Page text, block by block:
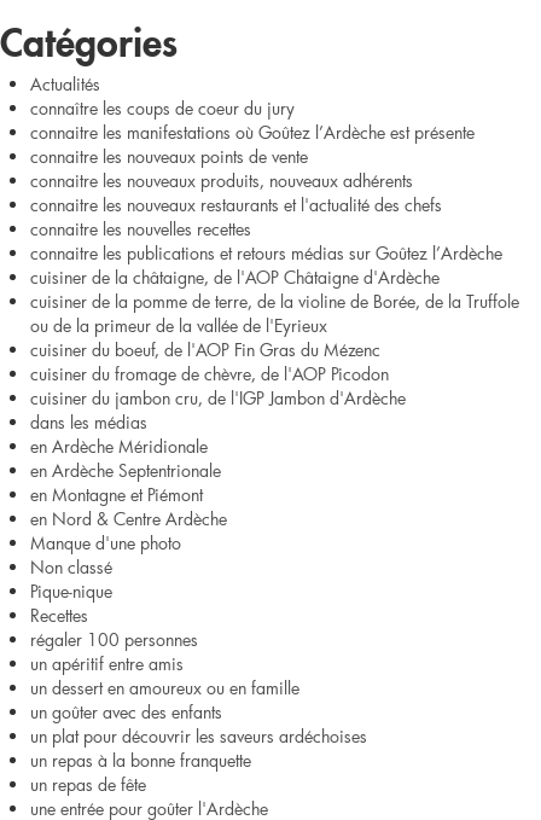
Catégories
Actualités
connaître les coups de coeur du jury
connaitre les manifestations où Goûtez l’Ardèche est présente
connaitre les nouveaux points de vente
connaitre les nouveaux produits, nouveaux adhérents
connaitre les nouveaux restaurants et l'actualité des chefs
connaitre les nouvelles recettes
connaitre les publications et retours médias sur Goûtez l’Ardèche
cuisiner de la châtaigne, de l'AOP Châtaigne d'Ardèche
cuisiner de la pomme de terre, de la violine de Borée, de la Truffole
ou de la primeur de la vallée de l'Eyrieux
cuisiner du boeuf, de l'AOP Fin Gras du Mézenc
cuisiner du fromage de chèvre, de l'AOP Picodon
cuisiner du jambon cru, de l'IGP Jambon d'Ardèche
dans les médias
en Ardèche Méridionale
en Ardèche Septentrionale
en Montagne et Piémont
en Nord & Centre Ardèche
Manque d'une photo
Non classé
Pique-nique
Recettes
régaler 100 personnes
un apéritif entre amis
un dessert en amoureux ou en famille
un goûter avec des enfants
un plat pour découvrir les saveurs ardéchoises
un repas à la bonne franquette
un repas de fête
une entrée pour goûter l'Ardèche